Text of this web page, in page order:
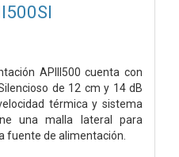
APIII500 cuenta con
de 12 cm y 14 dB
térmica y sistema
una malla lateral para
fuente de alimentación.